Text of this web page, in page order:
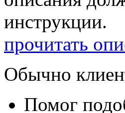
инструкции.
прочитать
Обычно
Помог